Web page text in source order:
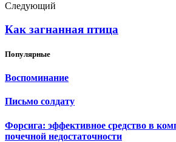
Следующий
Как загнанная птица
Популярные
Воспоминание
Письмо солдату
Форсига: эффективное средство в
почечной недостаточности